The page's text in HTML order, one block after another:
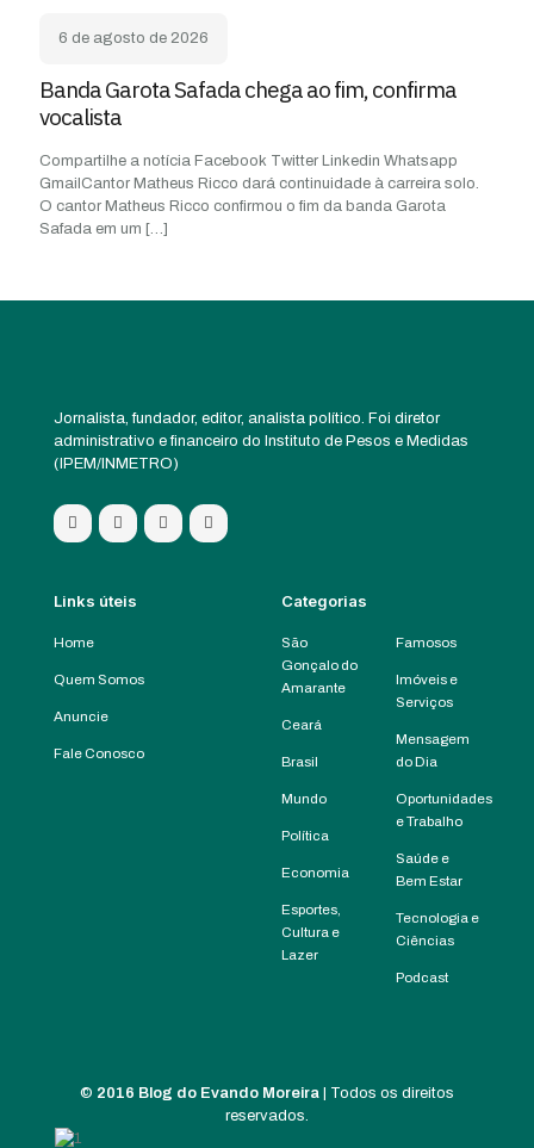
6 de agosto de 2026
Banda Garota Safada chega ao fim, confirma
vocalista
Compartilhe a notícia Facebook Twitter Linkedin Whatsapp
GmailCantor Matheus Ricco dará continuidade à carreira solo.
O cantor Matheus Ricco confirmou o fim da banda Garota
Safada em um […]
Jornalista, fundador, editor, analista político. Foi diretor
administrativo e financeiro do Instituto de Pesos e Medidas
(IPEM/INMETRO)
Links úteis
Home
Quem Somos
Anuncie
Fale Conosco
Categorias
São
Gonçalo do
Amarante
Ceará
Brasil
Mundo
Política
Economia
Esportes,
Cultura e
Lazer
Famosos
Imóveis e
Serviços
Mensagem
do Dia
Oportunidades
e Trabalho
Saúde e
Bem Estar
Tecnologia e
Ciências
Podcast
© 2016 Blog do Evando Moreira | Todos os direitos
reservados.